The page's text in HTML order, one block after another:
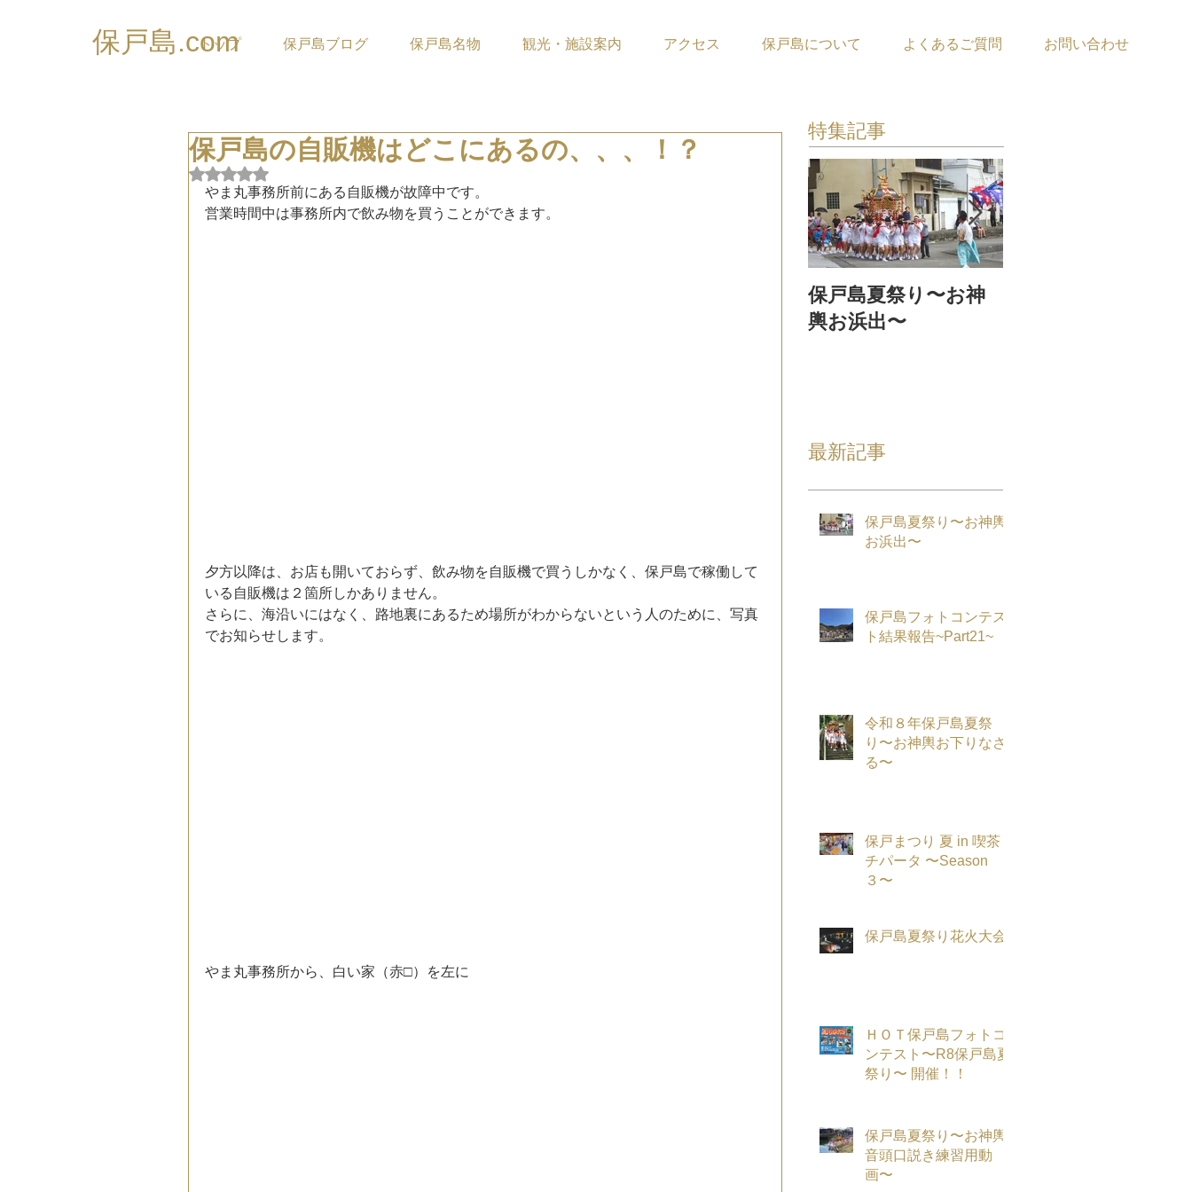
保戸島.com
トップ 保戸島ブログ 保戸島名物 観光・施設案内 アクセス 保戸島について よくあるご質問 お問い合わせ
保戸島の自販機はどこにあるの、、、！？
5つ星のうちNaNと評価されています。
やま丸事務所前にある自販機が故障中です。
営業時間中は事務所内で飲み物を買うことができます。
夕方以降は、お店も開いておらず、飲み物を自販機で買うしかなく、保戸島で稼働して
いる自販機は２箇所しかありません。
さらに、海沿いにはなく、路地裏にあるため場所がわからないという人のために、写真
でお知らせします。
やま丸事務所から、白い家（赤□）を左に
特集記事
保戸島夏祭り〜お神
輿お浜出〜
最新記事
保戸島夏祭り〜お神輿
お浜出〜
保戸島フォトコンテス
ト結果報告~Part21~
令和８年保戸島夏祭
り〜お神輿お下りなさ
る〜
保戸まつり 夏 in 喫茶
チパータ 〜Season
３〜
保戸島夏祭り花火大会
ＨＯＴ保戸島フォトコ
ンテスト〜R8保戸島夏
祭り〜 開催！！
保戸島夏祭り〜お神輿
音頭口説き練習用動
画〜